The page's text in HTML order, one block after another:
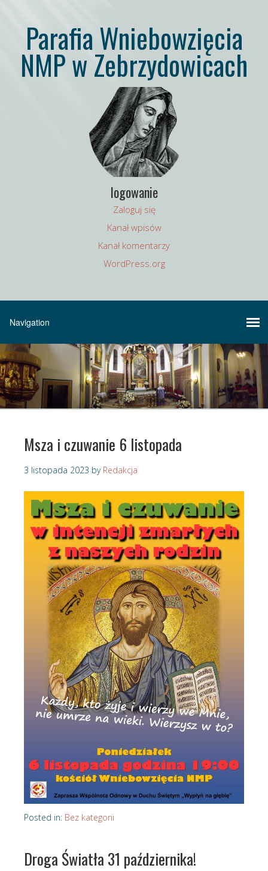
Parafia Wniebowzięcia
NMP w Zebrzydowicach
logowanie
Zaloguj się
Kanał wpisów
Kanał komentarzy
WordPress.org
Msza i czuwanie 6 listopada
3 listopada 2023 by Redakcja
Posted in: Bez kategorii
Droga Światła 31 października!